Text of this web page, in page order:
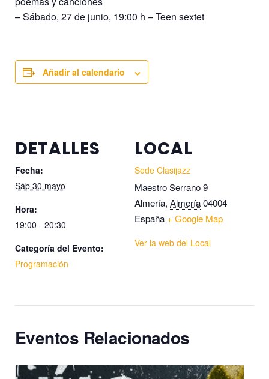
– Sábado, 27 de junio, 19:00 h – Teen sextet
Añadir al calendario
DETALLES
Fecha:
Sáb 30 mayo
Hora:
19:00 - 20:30
Categoría del Evento:
Programación
LOCAL
Sede Clasijazz
Maestro Serrano 9
Almería, Almería04004
España + Google Map
Ver la web del Local
Eventos Relacionados